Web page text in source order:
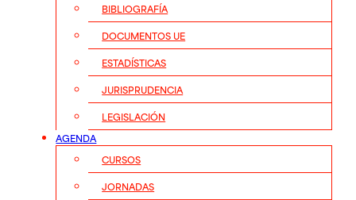
BIBLIOGRAFÍA
DOCUMENTOS UE
ESTADÍSTICAS
JURISPRUDENCIA
LEGISLACIÓN
AGENDA
CURSOS
JORNADAS